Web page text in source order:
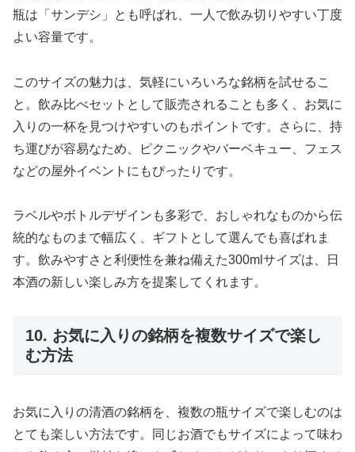
瓶は「サンデシ」とも呼ばれ、一人で飲み切りやすい丁度
よい容量です。
このサイズの魅力は、気軽にいろいろな銘柄を試せるこ
と。飲み比べセットとして販売されることも多く、お気に
入りの一杯を見つけやすいのもポイントです。さらに、持
ち運びが容易なため、ピクニックやバーベキュー、フェス
などの屋外イベントにもぴったりです。
ラベルやボトルデザインも多彩で、おしゃれなものから伝
統的なものまで幅広く、ギフトとして選んでも喜ばれま
す。飲みやすさと利便性を兼ね備えた300mlサイズは、日
本酒の新しい楽しみ方を提案してくれます。
10. お気に入りの銘柄を複数サイズで楽し
む方法
お気に入りの清酒の銘柄を、複数の瓶サイズで楽しむのは
とても楽しい方法です。同じお酒でもサイズによって味わ